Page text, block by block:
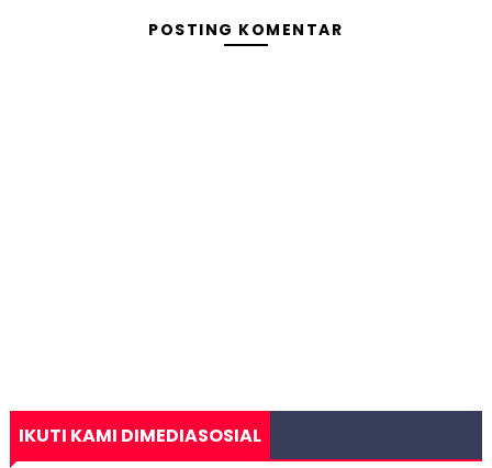
POSTING KOMENTAR
IKUTI KAMI DIMEDIASOSIAL